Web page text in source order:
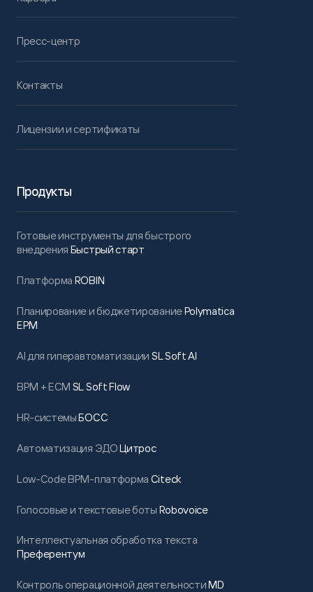
Пресс-центр
Контакты
Лицензии и сертификаты
Продукты
Готовые инструменты для быстрого
внедрения Быстрый старт
Платформа ROBIN
Планирование и бюджетированиеPolymatica
EPM
AI для гиперавтоматизации SL Soft AI
BPM + ECM SL Soft Flow
HR-системыБОСС
Автоматизация ЭДОЦитрос
Low-Code BPM-платформа Citeck
Голосовые и текстовые боты Robovoice
Интеллектуальная обработка текста
Преферентум
Контроль операционной деятельностиMD